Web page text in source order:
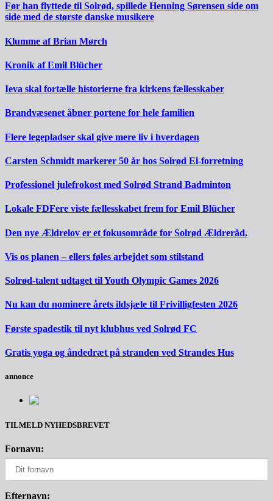
Før han flyttede til Solrød, spillede Henning Sørensen side om
side med de største danske musikere
Klumme af Brian Mørch
Kronik af Emil Blücher
Ieva skal fortælle historierne fra kirkens fællesskaber
Brandvæsenet åbner portene for hele familien
Flere legepladser skal give mere liv i hverdagen
Carsten Schmidt markerer 50 år hos Solrød El-forretning
Professionel julefrokost med Solrød Strand Badminton
Lokale FDFere viste fællesskabet frem for Emil Blücher
Den nye Ældrelov er et fokusområde for Solrød Ældreråd.
Vis os planen – ellers føles arbejdet som stilstand
Solrød-talent udtaget til Youth Olympic Games 2026
Nu kan du nominere årets ildsjæle til Frivilligfesten 2026
Første spadestik til nyt klubhus ved Solrød FC
Gratis yoga og åndedræt på stranden ved Strandes Hus
annonce
TILMELD NYHEDSBREVET
Fornavn:
Efternavn: